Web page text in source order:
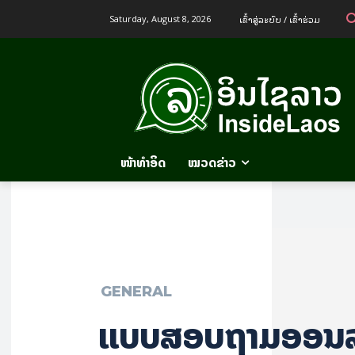
Saturday, August 8, 2026 ເຂົ້າ​ສູ່​ລະ​ບົບ / ເຂົ້າ​ຮ່ວມ
ໜ້າທຳອິດ ໝວດຂ່າວ
GENERAL
ແບບສອບຖາມອອນ